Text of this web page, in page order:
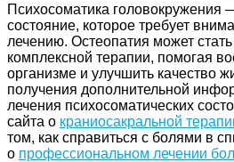
Психосоматика головокружения
состояние, которое требует
лечению. Остеопатия может
комплексной терапии, помогая
организме и улучшить качество
получения дополнительной
лечения психосоматических
сайта о краниосакральной
том, как справиться с болями в
о профессиональном лечении